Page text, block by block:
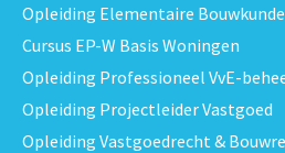
Opleiding Elementaire Bouwkunde
Cursus EP-W Basis Woningen
Opleiding Professioneel VvE-
Opleiding Projectleider Vastgoed
Opleiding Vastgoedrecht &